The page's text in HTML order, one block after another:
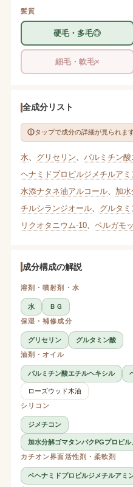
髪質
硬毛・多毛◎
細毛・軟毛×
全成分リスト
タップで成分の詳細が見られま
水 グリセリン パルミチン
ヘナミドプロピルジメチルアミ
水添ナタネ油アルコール、 加
チルシランジオール、 グルタミ
リクオタニウム-10、 ベルガモ
成分構成の解説
溶剤・噴射剤・水
水
ＢＧ
保湿・補修成分
グリセリン
グルタミン酸
油剤・オイル
パルミチン酸エチルヘキシル
ローズウッド木油
シリコン
ジメチコン
加水分解ゴマタンパクPGプロピ
カチオン界面活性剤・柔軟剤
ベヘナミドプロピルジメチルアミ